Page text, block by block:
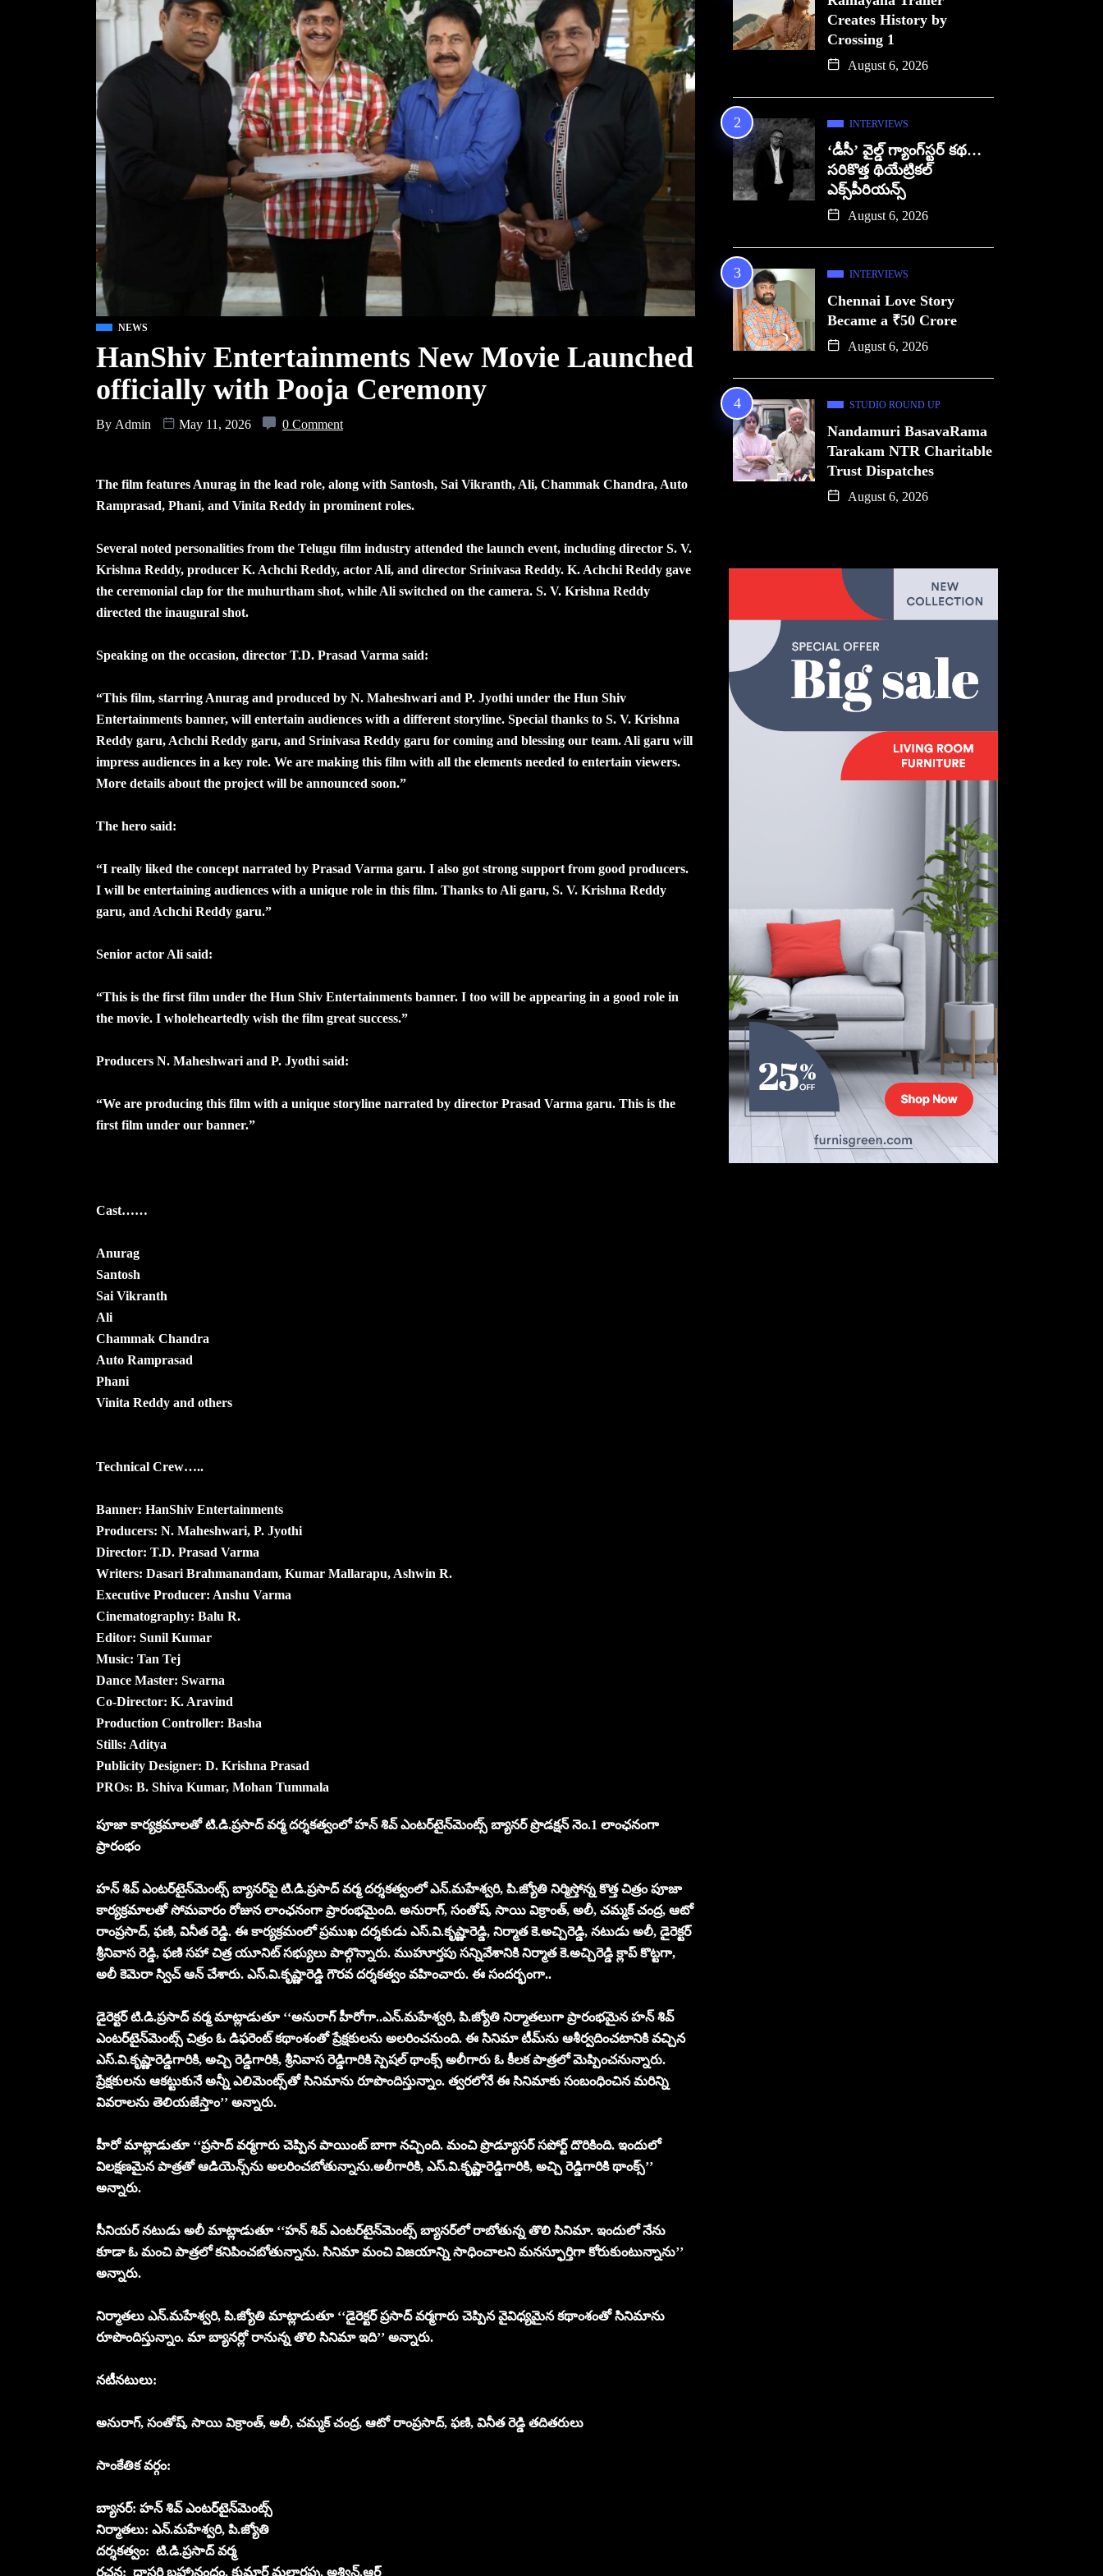
NEWS
HanShiv Entertainments New Movie Launched
officially with Pooja Ceremony
By Admin May 11, 2026 0 Comment
The film features Anurag in the lead role, along with Santosh, Sai Vikranth, Ali, Chammak Chandra, Auto
Ramprasad, Phani, and Vinita Reddy in prominent roles.
Several noted personalities from the Telugu film industry attended the launch event, including director S. V.
Krishna Reddy, producer K. Achchi Reddy, actor Ali, and director Srinivasa Reddy. K. Achchi Reddy gave
the ceremonial clap for the muhurtham shot, while Ali switched on the camera. S. V. Krishna Reddy
directed the inaugural shot.
Speaking on the occasion, director T.D. Prasad Varma said:
“This film, starring Anurag and produced by N. Maheshwari and P. Jyothi under the Hun Shiv
Entertainments banner, will entertain audiences with a different storyline. Special thanks to S. V. Krishna
Reddy garu, Achchi Reddy garu, and Srinivasa Reddy garu for coming and blessing our team. Ali garu will
impress audiences in a key role. We are making this film with all the elements needed to entertain viewers.
More details about the project will be announced soon.”
The hero said:
“I really liked the concept narrated by Prasad Varma garu. I also got strong support from good producers.
I will be entertaining audiences with a unique role in this film. Thanks to Ali garu, S. V. Krishna Reddy
garu, and Achchi Reddy garu.”
Senior actor Ali said:
“This is the first film under the Hun Shiv Entertainments banner. I too will be appearing in a good role in
the movie. I wholeheartedly wish the film great success.”
Producers N. Maheshwari and P. Jyothi said:
“We are producing this film with a unique storyline narrated by director Prasad Varma garu. This is the
first film under our banner.”
Cast……
Anurag
Santosh
Sai Vikranth
Ali
Chammak Chandra
Auto Ramprasad
Phani
Vinita Reddy and others
Technical Crew…..
Banner: HanShiv Entertainments
Producers: N. Maheshwari, P. Jyothi
Director: T.D. Prasad Varma
Writers: Dasari Brahmanandam, Kumar Mallarapu, Ashwin R.
Executive Producer: Anshu Varma
Cinematography: Balu R.
Editor: Sunil Kumar
Music: Tan Tej
Dance Master: Swarna
Co-Director: K. Aravind
Production Controller: Basha
Stills: Aditya
Publicity Designer: D. Krishna Prasad
PROs: B. Shiva Kumar, Mohan Tummala
పూజా కార్యక్రమాలతో టి.డి.ప్ర‌సాద్ వ‌ర్మ ద‌ర్శ‌క‌త్వంలో హ‌న్ శివ్ ఎంట‌ర్‌టైన్‌మెంట్స్ బ్యాన‌ర్ ప్రొడక్ష‌న్ నెం.1 లాంఛనంగా
ప్రారంభం
హ‌న్ శివ్ ఎంట‌ర్‌టైన్‌మెంట్స్ బ్యాన‌ర్‌పై టి.డి.ప్ర‌సాద్ వ‌ర్మ ద‌ర్శ‌క‌త్వంలో ఎన్‌.మ‌హేశ్వ‌రి, పి.జ్యోతి నిర్మిస్తోన్న కొత్త చిత్రం పూజా
కార్య‌క్ర‌మాలతో సోమ‌వారం రోజున లాంఛ‌నంగా ప్రారంభమైంది. అనురాగ్‌, సంతోష్‌, సాయి విక్రాంత్, అలీ, చ‌మ్మ‌క్ చంద్ర‌, ఆటో
రాంప్ర‌సాద్‌, ఫ‌ణి, వినీత రెడ్డి. ఈ కార్య‌క్ర‌మంలో ప్ర‌ముఖ ద‌ర్శ‌కుడు ఎస్‌.వి.కృష్ణారెడ్డి, నిర్మాత కె.అచ్చిరెడ్డి, న‌టుడు అలీ, డైరెక్ట‌ర్
శ్రీనివాస రెడ్డి, ఫ‌ణి స‌హా చిత్ర యూనిట్ స‌భ్యులు పాల్గొన్నారు. ముహూర్త‌పు స‌న్నివేశానికి నిర్మాత కె.అచ్చిరెడ్డి క్లాప్ కొట్ట‌గా,
అలీ కెమెరా స్విచ్ ఆన్ చేశారు. ఎస్‌.వి.కృష్ణారెడ్డి గౌర‌వ ద‌ర్శ‌క‌త్వం వ‌హించారు. ఈ సంద‌ర్భంగా..
డైరెక్ట‌ర్ టి.డి.ప్ర‌సాద్ వ‌ర్మ మాట్లాడుతూ ‘‘అనురాగ్ హీరోగా..ఎన్‌.మ‌హేశ్వ‌రి, పి.జ్యోతి నిర్మాత‌లుగా ప్రారంభ‌మైన హ‌న్ శివ్
ఎంట‌ర్‌టైన్‌మెంట్స్ చిత్రం ఓ డిఫ‌రెంట్ క‌థాంశంతో ప్రేక్ష‌కుల‌ను అల‌రించ‌నుంది. ఈ సినిమా టీమ్‌ను ఆశీర్వ‌దించ‌టానికి వ‌చ్చిన
ఎస్‌.వి.కృష్ణారెడ్డిగారికి, అచ్చి రెడ్డిగారికి, శ్రీనివాస రెడ్డిగారికి స్పెష‌ల్ థాంక్స్‌ అలీగారు ఓ కీల‌క పాత్ర‌లో మెప్పించ‌నున్నారు.
ప్రేక్ష‌కుల‌ను ఆక‌ట్టుకునే అన్నీ ఎలిమెంట్స్‌తో సినిమాను రూపొందిస్తున్నాం. త్వ‌ర‌లోనే ఈ సినిమాకు సంబంధించిన మ‌రిన్ని
వివ‌రాల‌ను తెలియ‌జేస్తాం’’ అన్నారు.
హీరో మాట్లాడుతూ ‘‘ప్రసాద్ వర్మగారు చెప్పిన పాయింట్ బాగా నచ్చింది. మంచి ప్రొడ్యూసర్ సపోర్ట్ దొరికింది. ఇందులో
విల‌క్ష‌ణ‌మైన పాత్ర‌తో ఆడియెన్స్‌ను అల‌రించ‌బోతున్నాను.అలీగారికి, ఎస్‌.వి.కృష్ణారెడ్డిగారికి, అచ్చి రెడ్డిగారికి థాంక్స్‌’’
అన్నారు.
సీనియ‌ర్ న‌టుడు అలీ మాట్లాడుతూ ‘‘హన్ శివ్ ఎంట‌ర్‌టైన్‌మెంట్స్ బ్యాన‌ర్‌లో రాబోతున్న తొలి సినిమా. ఇందులో నేను
కూడా ఓ మంచి పాత్ర‌లో క‌నిపించ‌బోతున్నాను. సినిమా మంచి విజ‌యాన్ని సాధించాల‌ని మ‌న‌స్ఫూర్తిగా కోరుకుంటున్నాను’’
అన్నారు.
నిర్మాత‌లు ఎన్‌.మ‌హేశ్వ‌రి, పి.జ్యోతి మాట్లాడుతూ ‘‘డైరెక్టర్ ప్రసాద్ వర్మగారు చెప్పిన వైవిధ్యమైన కథాంశంతో సినిమాను
రూపొందిస్తున్నాం. మా బ్యానర్లో రానున్న తొలి సినిమా ఇది’’ అన్నారు.
న‌టీన‌టులు:
అనురాగ్‌, సంతోష్‌, సాయి విక్రాంత్, అలీ, చ‌మ్మ‌క్ చంద్ర‌, ఆటో రాంప్ర‌సాద్‌, ఫ‌ణి, వినీత రెడ్డి త‌దిత‌రులు
సాంకేతిక వ‌ర్గం:
బ్యాన‌ర్‌: హ‌న్ శివ్ ఎంట‌ర్‌టైన్‌మెంట్స్‌
నిర్మాత‌లు: ఎన్‌.మ‌హేశ్వ‌రి, పి.జ్యోతి
ద‌ర్శ‌కత్వం: టి.డి.ప్ర‌సాద్ వ‌ర్మ‌
ర‌చ‌న‌: దాస‌రి బ్ర‌హ్మానందం, కుమార్ మ‌ల్లార‌పు, అశ్విన్‌.ఆర్‌
Creates History by
Crossing 1
August 6, 2026
INTERVIEWS
‘డీసీ’ వైల్డ్ గ్యాంగ్‌స్టర్ కథ…
సరికొత్త థియేట్రికల్
ఎక్స్‌పీరియన్స్
August 6, 2026
INTERVIEWS
Chennai Love Story
Became a ₹50 Crore
August 6, 2026
STUDIO ROUND UP
Nandamuri BasavaRama
Tarakam NTR Charitable
Trust Dispatches
August 6, 2026